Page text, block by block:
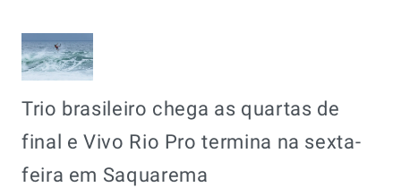
Trio brasileiro chega as quartas de
final e Vivo Rio Pro termina na sexta-
feira em Saquarema